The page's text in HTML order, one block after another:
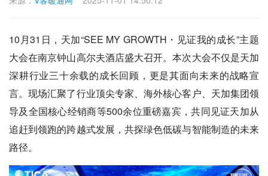
10月31日，天加“SEE MY GROWTH・见证我的成长”主题
大会在南京钟山高尔夫酒店盛大召开。本次大会不仅是天加
深耕行业三十余载的成长回顾，更是其面向未来的战略宣
言。现场汇聚了行业顶尖专家、海外核心客户、天加集团领
导及全国核心经销商等500余位重磅嘉宾，共同见证天加从
追赶到领跑的跨越式发展，共探绿色低碳与智能制造的未来
路径。